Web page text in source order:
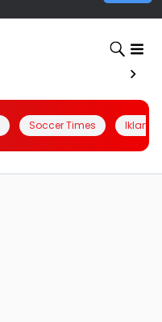
Soccer Times Iklanin